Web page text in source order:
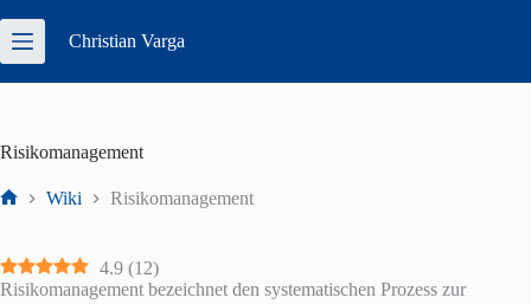
Inhalt
springen
Christian Varga
Risikomanagement
Wiki Risikomanagement
4.9 (12)
Risikomanagement bezeichnet den systematischen Prozess zur